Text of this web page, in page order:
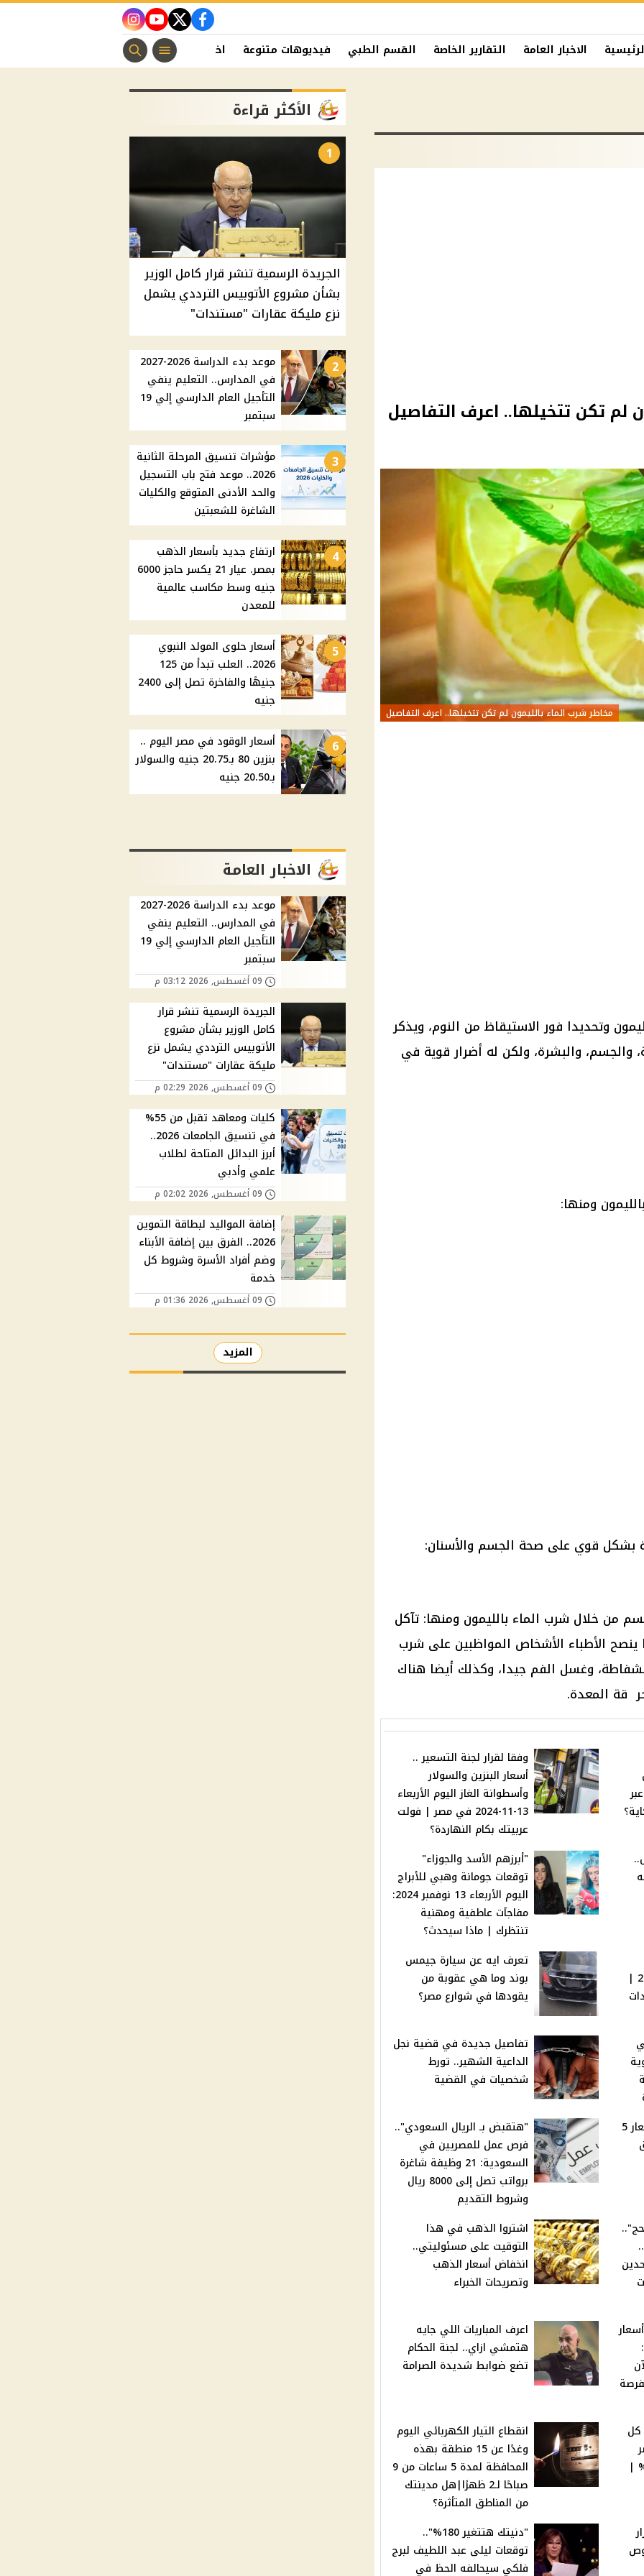
facebook
twitter
youtube
instagram
الاخبار العامة التقارير الخاصة القسم الطبي فيديوهات متنوعة اخبار الفن منوعات مسيحية
لم تكن تتخيلها.. اعرف التفاصيل
مخاطر شرب الماء بالليمون لم تكن تتخيلها.. اعرف التفاصيل
وتحديدا فور الاستيقاظ من النوم، ويذكر
والجسم، والبشرة، ولكن له أضرار قوية في
ومنها:
بشكل قوي على صحة الجسم والأسنان:
من خلال شرب الماء بالليمون ومنها: تآكل
ينصح الأطباء الأشخاص المواظبين على شرب
وغسل الفم جيدا، وكذلك أيضا هناك
قة المعدة.
وفقا لقرار لجنة التسعير ..
أسعار البنزين والسولار
وأسطوانة الغاز اليوم الأربعاء
13-11-2024 في مصر | فولت
عربيتك بكام النهاردة؟
"أبرزهم الأسد والجوزاء"
توقعات جومانة وهبي للأبراج
اليوم الأربعاء 13 نوفمبر 2024:
مفاجآت عاطفية ومهنية
تنتظرك | ماذا سيحدث؟
وكرامة لشهر نوفمبر 2024 |
تعرف ايه عن سيارة جيمس
بوند وما هي عقوبة من
يقودها في شوارع مصر؟
تفاصيل جديدة في قضية نجل
الداعية الشهير.. تورط
شخصيات في القضية
الحق اشتري.. انخفاض أسعار 5
"هتقبض بـ الريال السعودي"..
فرص عمل للمصريين في
السعودية: 21 وظيفة شاغرة
برواتب تصل إلى 8000 ريال
وشروط التقديم
اشتروا الذهب في هذا
التوقيت على مسئوليتي..
انخفاض أسعار الذهب
وتصريحات الخبراء
الذهب اليوم 12-11-2024:
اعرف المباريات اللي جايه
هتمشي ازاي.. لجنة الحكام
تضع ضوابط شديدة الصرامة
جنيه كل
يصل إلى 27% |
انقطاع التيار الكهربائي اليوم
وغدًا عن 15 منطقة بهذه
المحافظة لمدة 5 ساعات من 9
صباحًا لـ2 ظهرًا|هل مدينتك
من المناطق المتأثرة؟
"دنيتك هتتغير 180%"..
توقعات ليلى عبد اللطيف لبرج
فلكي سيحالفه الحظ في
الأكثر قراءة
1
الجريدة الرسمية تنشر قرار كامل الوزير
بشأن مشروع الأتوبيس الترددي يشمل
نزع مليكة عقارات "مستندات"
2
موعد بدء الدراسة 2026-2027
في المدارس.. التعليم ينفي
التأجيل العام الدارسي إلي 19
سبتمبر
3
مؤشرات تنسيق المرحلة الثانية
2026.. موعد فتح باب التسجيل
والحد الأدنى المتوقع والكليات
الشاغرة للشعبتين
4
ارتفاع جديد بأسعار الذهب
بمصر. عيار 21 يكسر حاجز 6000
جنيه وسط مكاسب عالمية
للمعدن
5
أسعار حلوى المولد النبوي
2026.. العلب تبدأ من 125
جنيهًا والفاخرة تصل إلى 2400
جنيه
6
أسعار الوقود في مصر اليوم ..
بنزين 80 بـ20.75 جنيه والسولار
بـ20.50 جنيه
الاخبار العامة
موعد بدء الدراسة 2026-2027
في المدارس.. التعليم ينفي
التأجيل العام الدارسي إلي 19
سبتمبر
09 أغسطس, 2026 03:12 م
الجريدة الرسمية تنشر قرار
كامل الوزير بشأن مشروع
الأتوبيس الترددي يشمل نزع
مليكة عقارات "مستندات"
09 أغسطس, 2026 02:29 م
كليات ومعاهد تقبل من 55%
في تنسيق الجامعات 2026..
أبرز البدائل المتاحة لطلاب
علمي وأدبي
09 أغسطس, 2026 02:02 م
إضافة المواليد لبطاقة التموين
2026.. الفرق بين إضافة الأبناء
وضم أفراد الأسرة وشروط كل
خدمة
09 أغسطس, 2026 01:36 م
المزيد